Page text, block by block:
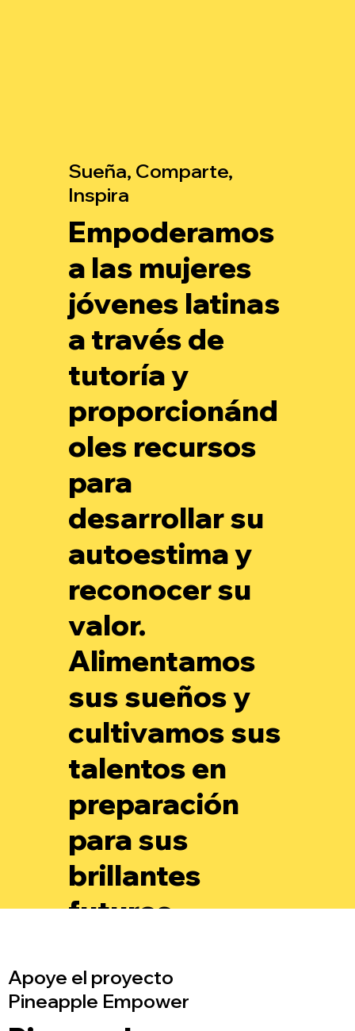
Sueña, Comparte,
Inspira
Empoderamos
a las mujeres
jóvenes latinas
a través de
tutoría y
proporcionánd
oles recursos
para
desarrollar su
autoestima y
reconocer su
valor.
Alimentamos
sus sueños y
cultivamos sus
talentos en
preparación
para sus
brillantes
futuros.
Apoye el proyecto
Pineapple Empower